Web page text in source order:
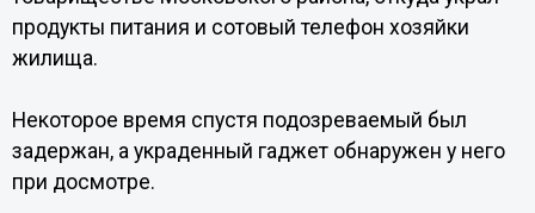
продукты питания и сотовый телефон хозяйки
жилища.
Некоторое время спустя подозреваемый был
задержан, а украденный гаджет обнаружен у него
при досмотре.